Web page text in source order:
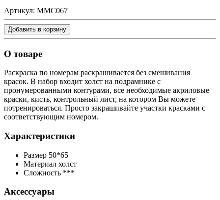
Артикул: MMC067
Добавить в корзину
О товаре
Раскраска по номерам раскрашивается без смешивания
красок. В набор входит холст на подрамнике с
пронумерованными контурами, все необходимые акриловые
краски, кисть, контрольный лист, на котором Вы можете
потренироваться. Просто закрашивайте участки красками с
соответствующим номером.
Характеристики
Размер 50*65
Материал холст
Сложность ***
Аксессуары